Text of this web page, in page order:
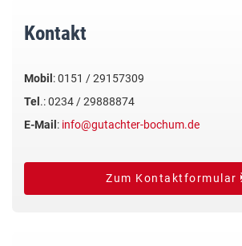
Kontakt
Mobil : 0151 / 29157309
Tel .: 0234 / 29888874
E-Mail : info@gutachter-bochum.de
Zum Kontaktformular